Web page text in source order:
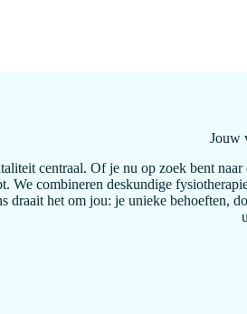
Jouw
centraal. Of je nu op zoek bent
We combineren deskundige
het om jou: je unieke behoeften,